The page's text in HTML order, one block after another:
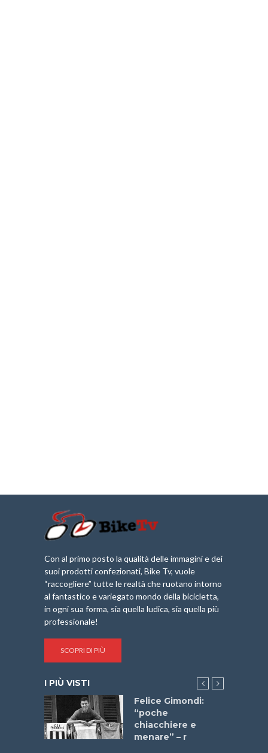
Con al primo posto la qualità delle immagini e dei
suoi prodotti confezionati, Bike Tv, vuole
“raccogliere” tutte le realtà che ruotano intorno
al fantastico e variegato mondo della bicicletta,
in ogni sua forma, sia quella ludica, sia quella più
professionale!
SCOPRI DI PIÙ
I PIÙ VISTI
Felice Gimondi:
“poche
chiacchiere e
menare” – r